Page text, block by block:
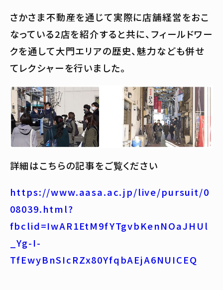
さかさま不動産を通じて実際に店舗経営をおこ
なっている2店を紹介すると共に、フィールドワー
クを通して大門エリアの歴史、魅力なども併せ
てレクシャーを行いました。
詳細はこちらの記事をご覧ください
https://www.aasa.ac.jp/live/pursuit/0
08039.html?
fbclid=IwAR1EtM9fYTgvbKenNOaJHUl
_Yg-I-
TfEwyBnSIcRZx80YfqbAEjA6NUICEQ